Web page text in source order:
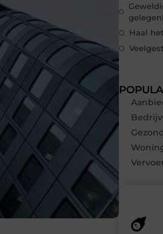
Haal